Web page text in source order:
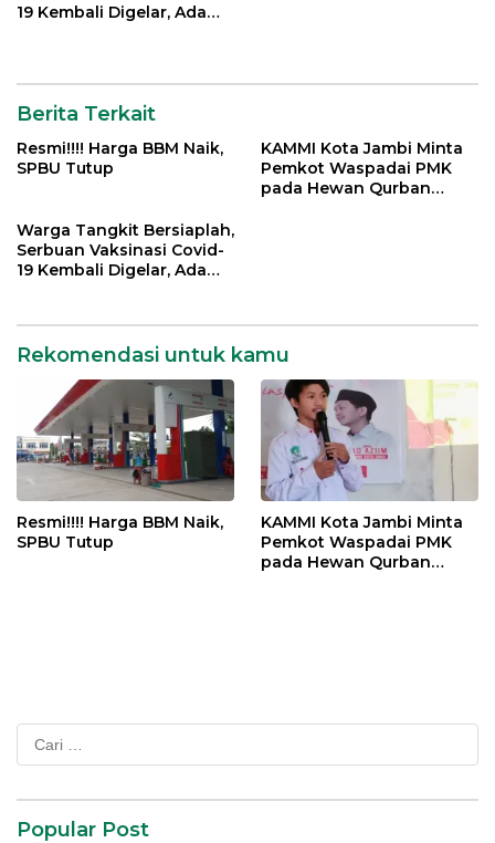
19 Kembali Digelar, Ada
Berita Terkait
Resmi!!!! Harga BBM Naik,
SPBU Tutup
KAMMI Kota Jambi Minta
Pemkot Waspadai PMK
pada Hewan Qurban
Warga Tangkit Bersiaplah,
Serbuan Vaksinasi Covid-
19 Kembali Digelar, Ada
Rekomendasi untuk kamu
Resmi!!!! Harga BBM Naik,
SPBU Tutup
KAMMI Kota Jambi Minta
Pemkot Waspadai PMK
pada Hewan Qurban
Cari
untuk:
Popular Post